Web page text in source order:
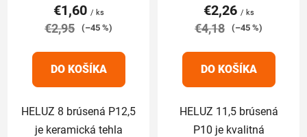
je
5,0
5
hviezdičiek.
€1,60 / ks
€2,95 (–45 %)
DO KOŠÍKA
HELUZ 8 brúsená P12,5
je keramická tehla
je
5,0
5
hviezdičiek.
€2,26 / ks
€4,18 (–45 %)
DO KOŠÍKA
HELUZ 11,5 brúsená
P10 je kvalitná